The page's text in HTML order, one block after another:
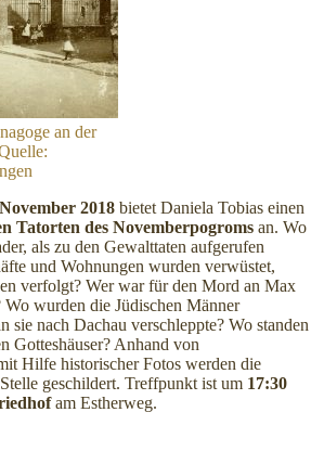
an der
2018 bietet Daniela Tobias einen
Tatorten des Novemberpogroms an. Wo
als zu den Gewalttaten aufgerufen
und Wohnungen wurden verwüstet,
verfolgt? Wer war für den Mord an Max
wurden die Jüdischen Männer
sie nach Dachau verschleppte? Wo standen
Gotteshäuser? Anhand von
Hilfe historischer Fotos werden die
geschildert. Treffpunkt ist um 17:30
am Estherweg.